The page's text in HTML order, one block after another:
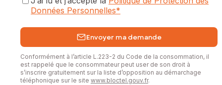
Données Personnelles*
Envoyer ma demande
Conformément à l’article L.223-2 du Code de la consommation, il
est rappelé que le consommateur peut user de son droit à
s’inscrire gratuitement sur la liste d’opposition au démarchage
téléphonique sur le site www.bloctel.gouv.fr.